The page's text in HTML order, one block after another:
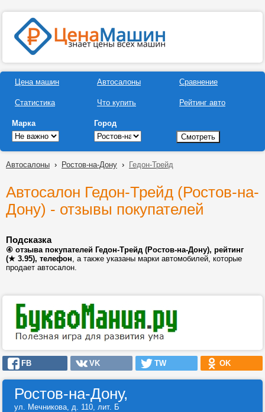
Цена машин
Статистика
Автосалоны
Что купить
Сравнение
Рейтинг авто
Марка Город
Автосалоны › Ростов-на-Дону › Гедон-Трейд
Автосалон Гедон-Трейд (Ростов-на-
Дону) - отзывы покупателей
Подсказка
④ отзыва покупателей Гедон-Трейд (Ростов-на-Дону), рейтинг
(★ 3.95), телефон, а также указаны марки автомобилей, которые
продает автосалон.
FB VK TW OK
Ростов-на-Дону,
ул. Мечникова, д. 110, лит. Б